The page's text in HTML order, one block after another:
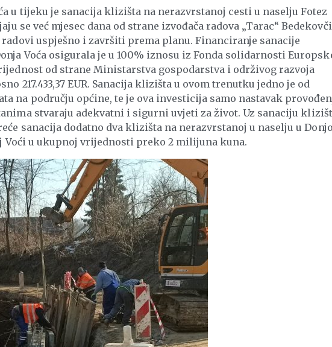
u tijeku je sanacija klizišta na nerazvrstanoj cesti u naselju Fotez
se već mjesec dana od strane izvođača radova „Tarac“
radovi uspješno i završiti prema planu. Financiranje sanacije
Voća osigurala je u 100% iznosu iz Fonda solidarnosti
od strane Ministarstva gospodarstva i održivog razvoja
217.433,37 EUR. Sanacija klizišta u ovom trenutku jedno je od
na području općine, te je ova investicija samo nastavak
stvaraju adekvatni i sigurni uvjeti za život. Uz sanaciju
sanacija dodatno dva klizišta na nerazvrstanoj u naselju u
Voći u ukupnoj vrijednosti preko 2 milijuna kuna.